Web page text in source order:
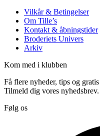
Vilkår & Betingelser
Om Tille’s
Kontakt & åbningstider
Broderiets Univers
Arkiv
Kom med i klubben
Få flere nyheder, tips og
Tilmeld dig vores nyhedsbrev.
Følg os